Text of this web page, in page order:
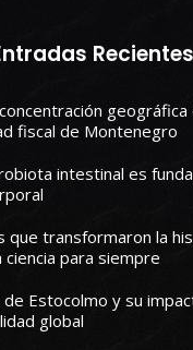
Recientes
fiscal de Montenegro
intestinal es
que transformaron la
ciencia para siempre
de Estocolmo y su
global